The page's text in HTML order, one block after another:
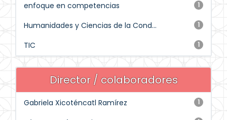
1
enfoque en competencias
1
Humanidades y Ciencias de la Cond...
1
TIC
Director / colaboradores
1
Gabriela Xicoténcatl Ramírez